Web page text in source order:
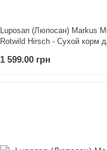
Luposan (Люпосан) Markus
Rotwild Hirsch - Сухой корм
1 599.00 грн